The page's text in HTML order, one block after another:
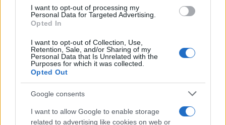
consent section.
I want to opt-out of processing my
Personal Data for Targeted Advertising.
Opted In
I want to opt-out of Collection, Use,
Retention, Sale, and/or Sharing of my
Personal Data that Is Unrelated with the
Purposes for which it was collected.
Opted Out
Google consents
I want to allow Google to enable storage
related to advertising like cookies on web or